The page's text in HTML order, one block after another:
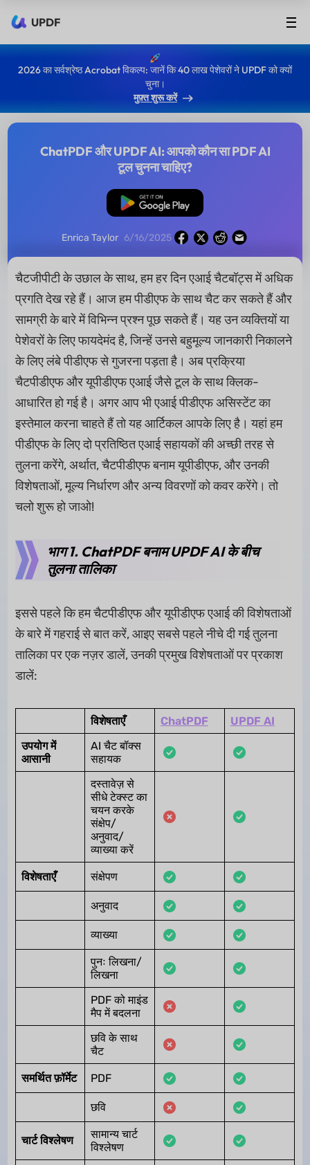
UPDF
2026 का सर्वश्रेष्ठ Acrobat विकल्प: जानें कि 40 लाख पेशेवरों ने UPDF को क्यों
चुना।
मुफ़्त शुरू करें
ChatPDF और UPDF AI: आपको कौन सा PDF AI
टूल चुनना चाहिए?
मुफ्त डाउनलोड
Enrica Taylor 6/16/2025
चैटजीपीटी के उछाल के साथ, हम हर दिन एआई चैटबॉट्स में अधिक
प्रगति देख रहे हैं। आज हम पीडीएफ के साथ चैट कर सकते हैं और
सामग्री के बारे में विभिन्न प्रश्न पूछ सकते हैं। यह उन व्यक्तियों या
पेशेवरों के लिए फायदेमंद है, जिन्हें उनसे बहुमूल्य जानकारी निकालने
के लिए लंबे पीडीएफ से गुजरना पड़ता है। अब प्रक्रिया
चैटपीडीएफ और यूपीडीएफ एआई जैसे टूल के साथ क्लिक-
आधारित हो गई है। अगर आप भी एआई पीडीएफ असिस्टेंट का
इस्तेमाल करना चाहते हैं तो यह आर्टिकल आपके लिए है। यहां हम
पीडीएफ के लिए दो प्रतिष्ठित एआई सहायकों की अच्छी तरह से
तुलना करेंगे, अर्थात, चैटपीडीएफ बनाम यूपीडीएफ, और उनकी
विशेषताओं, मूल्य निर्धारण और अन्य विवरणों को कवर करेंगे। तो
चलो शुरू हो जाओ!
भाग 1. ChatPDF बनाम UPDF AI के बीच
तुलना तालिका
इससे पहले कि हम चैटपीडीएफ और यूपीडीएफ एआई की विशेषताओं
के बारे में गहराई से बात करें, आइए सबसे पहले नीचे दी गई तुलना
तालिका पर एक नज़र डालें, उनकी प्रमुख विशेषताओं पर प्रकाश
डालें:
विशेषताएँ ChatPDF
UPDF AI
उपयोग में
आसानी
AI चैट बॉक्स
सहायक
दस्तावेज़ से
सीधे टेक्स्ट का
चयन करके
संक्षेप/
अनुवाद/
व्याख्या करें
विशेषताएँ संक्षेपण
अनुवाद
व्याख्या
पुनः लिखना/
लिखना
PDF को माइंड
मैप में बदलना
छवि के साथ
चैट
समर्थित फ़ॉर्मेट PDF
छवि
चार्ट विश्लेषण
सामान्य चार्ट
विश्लेषण